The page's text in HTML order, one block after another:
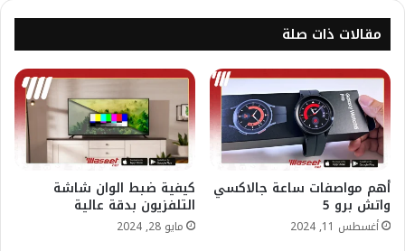
مقالات ذات صلة
أهم مواصفات ساعة جالاكسي
واتش برو 5
أغسطس 11, 2024
كيفية ضبط الوان شاشة
التلفزيون بدقة عالية
مايو 28, 2024